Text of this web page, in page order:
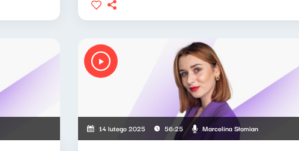
14 lutego 2025 56:25 Marcelina Słomian